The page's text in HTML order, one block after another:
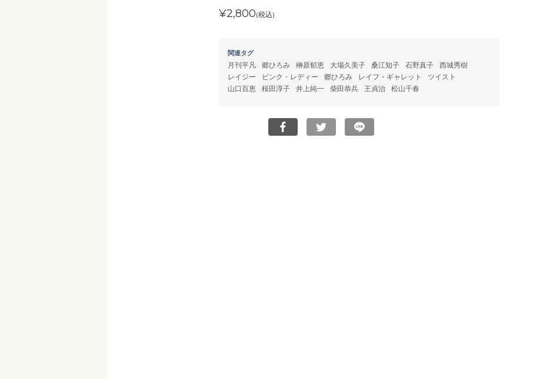
¥2,800(税込)
関連タグ
月刊平凡 郷ひろみ 榊原郁恵 大場久美子 桑江知子 石野真子
西城秀樹
レイジー
ピンク・レディー 郷ひろみ レイフ・ギャレット
ツイスト
山口百恵
桜田淳子 井上純一 柴田恭兵 王貞治 松山千春